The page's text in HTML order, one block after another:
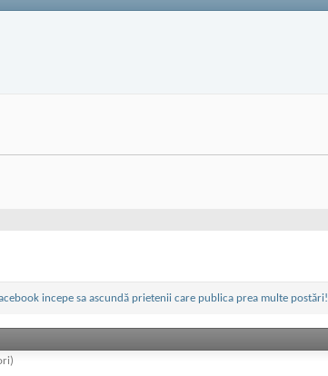
incepe sa ascundă prietenii care publica prea multe postări!